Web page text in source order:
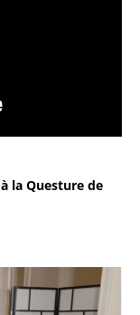
la Questure de